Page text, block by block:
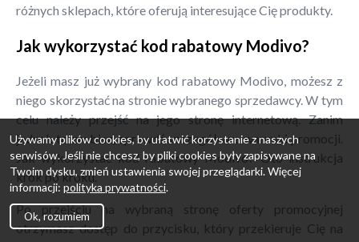
różnych sklepach, które oferują interesujące Cię produkty.
Jak wykorzystać kod rabatowy Modivo?
Jeżeli masz już wybrany kod rabatowy Modivo, możesz z
niego skorzystać na stronie wybranego sprzedawcy. W tym
celu należy przejść na jego stronę internetową. Zanim
jednak to zrobisz, sprawdź szczegółowe warunki promocji.
Jak wykorzystać kod rabatowy Modivo? Oto instrukcja
krok po kroku.
Po przejściu na wybraną stronę oferty promocyjnej
otrzymasz dostęp do przycisku, który przekieruje Cię na
Używamy plików cookies, by ułatwić korzystanie z naszych
serwisów. Jeśli nie chcesz, by pliki cookies były zapisywane na
Twoim dysku, zmień ustawienia swojej przeglądarki. Więcej
informacji: polityka prywatności.
Ok, rozumiem